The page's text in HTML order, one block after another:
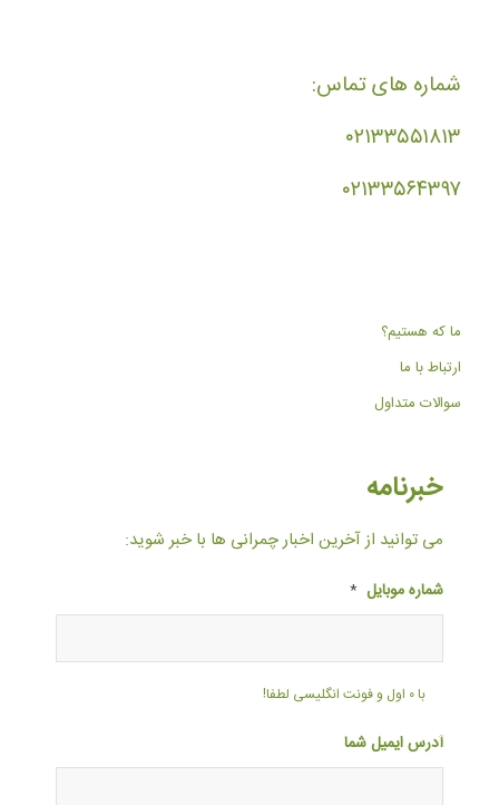
شماره های تماس:
۰۲۱۳۳۵۵۱۸۱۳
۰۲۱۳۳۵۶۴۳۹۷
ما که هستیم؟
ارتباط با ما
سوالات متداول
خبرنامه
می توانید از آخرین اخبار چمرانی ها با خبر شوید:
شماره موبایل *
با ۰ اول و فونت انگلیسی لطفا!
آدرس ایمیل شما